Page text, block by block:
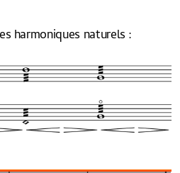
harmoniques naturels :